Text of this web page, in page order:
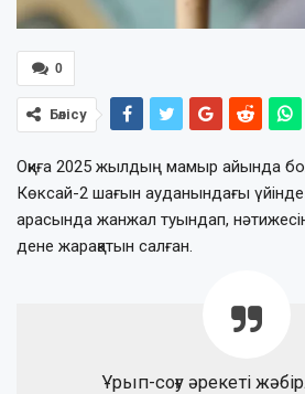
0
Бөлісу
Оқиға 2025 жылдың мамыр айында
Көксай-2 шағын ауданындағы үйінде
арасында жанжал туындап,
дене жарақатын салған.
Ұрып-соғу әрекеті